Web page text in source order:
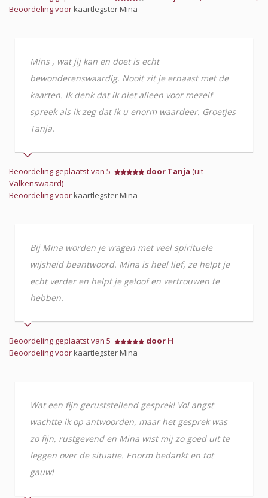
Beoordeling voorkaartlegster Mina
Mins , wat jij kan en doet is echt
bewonderenswaardig. Nooit zit je ernaast met de
kaarten. Ik denk dat ik niet alleen voor mezelf
spreek als ik zeg dat ik u enorm waardeer. Groetjes
Tanja.
Beoordeling geplaatst van 5 door Tanja (uit
Valkenswaard)
Beoordeling voorkaartlegster Mina
Bij Mina worden je vragen met veel spirituele
wijsheid beantwoord. Mina is heel lief, ze helpt je
echt verder en helpt je geloof en vertrouwen te
hebben.
Beoordeling geplaatst van 5
door H
Beoordeling voorkaartlegster Mina
Wat een fijn geruststellend gesprek! Vol angst
wachtte ik op antwoorden, maar het gesprek was
zo fijn, rustgevend en Mina wist mij zo goed uit te
leggen over de situatie. Enorm bedankt en tot
gauw!